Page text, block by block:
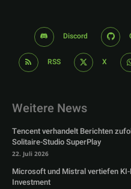
Discord
RSS X
Weitere News
Tencent verhandelt Berichten
Solitaire-Studio SuperPlay
22. Juli 2026
Microsoft und Mistral vertiefen
Investment